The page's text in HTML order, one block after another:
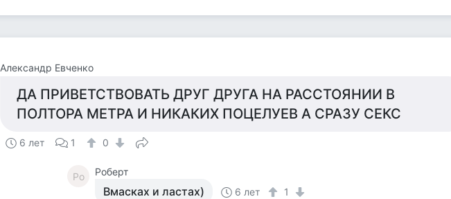
Александр Евченко
ДА ПРИВЕТСТВОВАТЬ ДРУГ ДРУГА НА РАССТОЯНИИ В
ПОЛТОРА МЕТРА И НИКАКИХ ПОЦЕЛУЕВ А СРАЗУ СЕКС
6 лет 1 0
Ро Роберт
Вмасках и ластах) 6 лет 1